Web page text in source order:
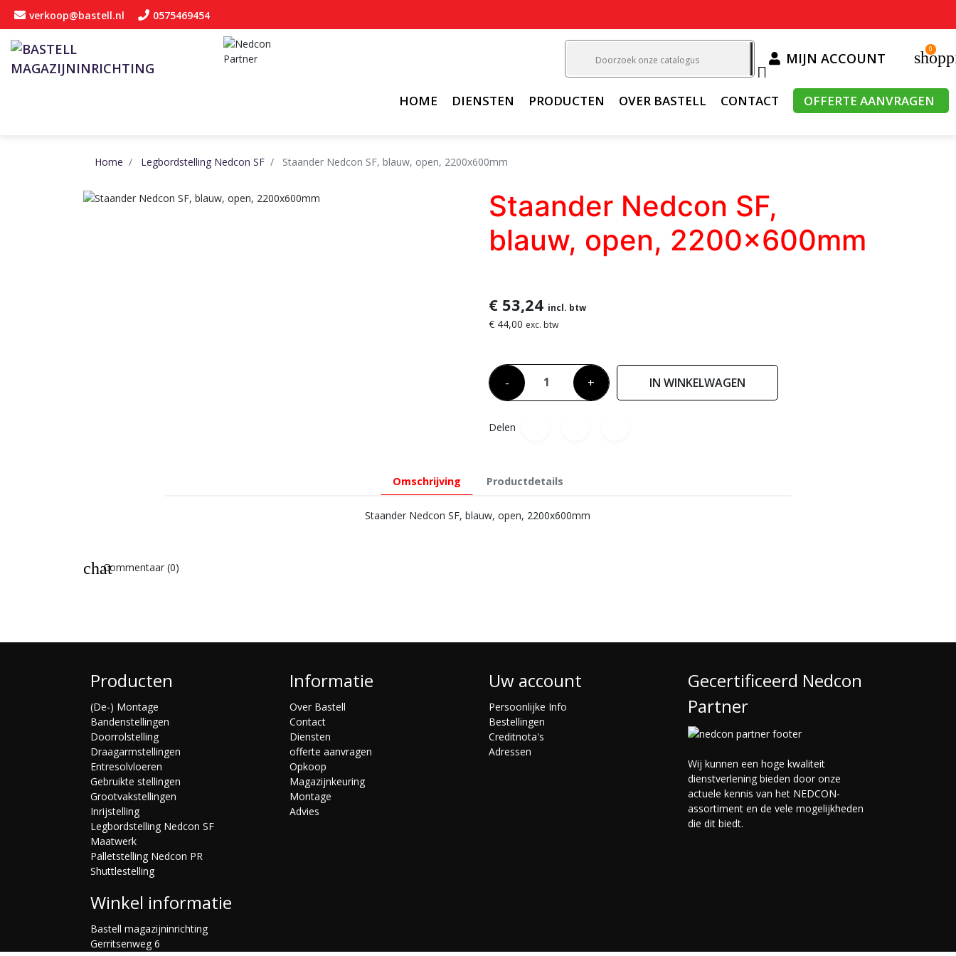
verkoop@bastell.nl 0575469454

MIJN ACCOUNT
0
HOME DIENSTEN PRODUCTEN OVER BASTELL CONTACT OFFERTE AANVRAGEN
Home Legbordstelling Nedcon SF Staander Nedcon SF, blauw, open, 2200x600mm
Staander Nedcon SF,
blauw, open, 2200x600mm
€ 53,24 incl. btw
€ 44,00 exc. btw
- + IN WINKELWAGEN
Delen
Omschrijving Productdetails
Staander Nedcon SF, blauw, open, 2200x600mm
chatCommentaar (0)
Producten
(De-) Montage
Bandenstellingen
Doorrolstelling
Draagarmstellingen
Entresolvloeren
Gebruikte stellingen
Grootvakstellingen
Inrijstelling
Legbordstelling Nedcon SF
Maatwerk
Palletstelling Nedcon PR
Shuttlestelling
Informatie
Over Bastell
Contact
Diensten
offerte aanvragen
Opkoop
Magazijnkeuring
Montage
Advies
Uw account
Persoonlijke Info
Bestellingen
Creditnota's
Adressen
Gecertificeerd Nedcon
Partner
Wij kunnen een hoge kwaliteit
dienstverlening bieden door onze
actuele kennis van het NEDCON-
assortiment en de vele mogelijkheden
die dit biedt.
Winkel informatie
Bastell magazijninrichting
Gerritsenweg 6